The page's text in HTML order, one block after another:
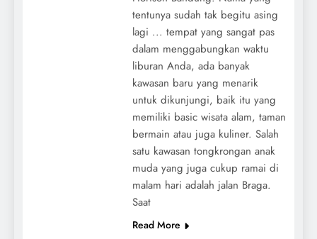
tentunya sudah tak begitu asing
lagi ... tempat yang sangat pas
dalam menggabungkan waktu
liburan Anda, ada banyak
kawasan baru yang menarik
untuk dikunjungi, baik itu yang
memiliki basic wisata alam, taman
bermain atau juga kuliner. Salah
satu kawasan tongkrongan anak
muda yang juga cukup ramai di
malam hari adalah jalan Braga.
Saat
Read More